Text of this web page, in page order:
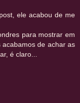
ele acabou de me
para mostrar em
de achar as
é claro...